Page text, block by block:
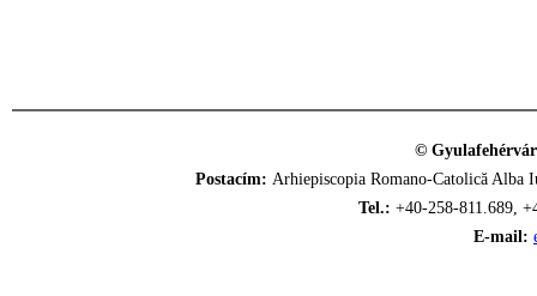
©
Postacím: Arhiepiscopia Romano-Catolică
Tel.: +40-258-811.689,
E-mail: